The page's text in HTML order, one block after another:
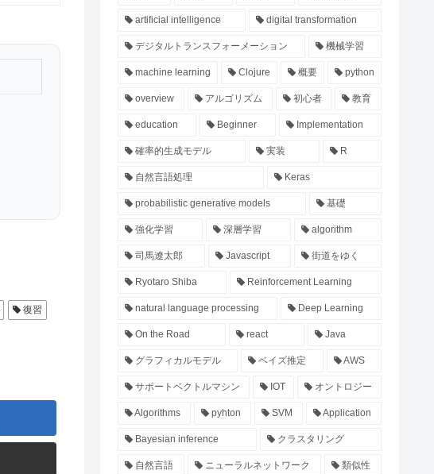
復習
artificial intelligence digital transformation
デジタルトランスフォーメーション 機械学習
machine learning Clojure 概要 python
overview アルゴリズム 初心者 教育
education Beginner Implementation
確率的生成モデル 実装 R
自然言語処理 Keras
probabilistic generative models 基礎
強化学習 深層学習 algorithm
司馬遼太郎 Javascript 街道をゆく
Ryotaro Shiba Reinforcement Learning
natural language processing Deep Learning
On the Road react Java
グラフィカルモデル ベイズ推定 AWS
サポートベクトルマシン IOT オントロジー
Algorithms pyhton SVM Application
Bayesian inference クラスタリング
自然言語 ニューラルネットワーク 類似性